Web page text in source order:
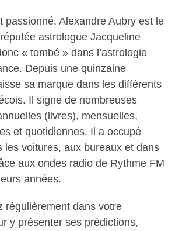
passionné, Alexandre Aubry est le
astrologue Jacqueline
« tombé » dans l’astrologie
Depuis une quinzaine
sa marque dans les différents
Il signe de nombreuses
(livres), mensuelles,
et quotidiennes. Il a occupé
les voitures, aux bureaux et dans
aux ondes radio de Rythme FM
années.
régulièrement dans votre
y présenter ses prédictions,